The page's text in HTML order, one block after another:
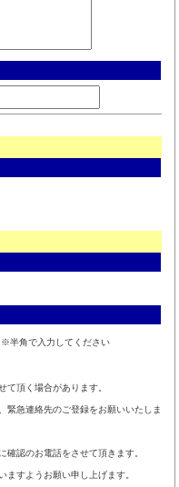
※半角で入力してください
て頂く場合があります。
緊急連絡先のご登録をお願いいたしま
認のお電話をさせて頂きます。
ますようお願い申し上げます。